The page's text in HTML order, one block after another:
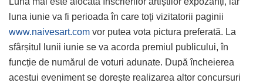
luna iunie va fi perioada în care toți vizitatorii paginii
www.naivesart.com vor putea vota pictura preferată. La
sfârșitul lunii iunie se va acorda premiul publicului, în
funcție de numărul de voturi adunate. După încheierea
acestui eveniment se dorește realizarea altor concursuri